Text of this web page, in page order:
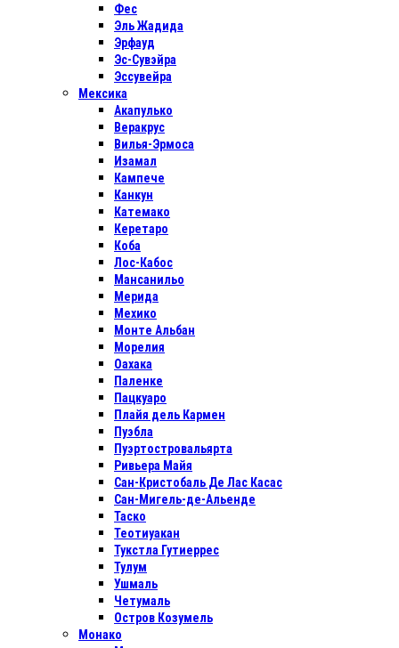
Фес
Эль Жадида
Эрфауд
Эс-Сувэйра
Эссувейра
Мексика
Акапулько
Веракрус
Вилья-Эрмоса
Изамал
Кампече
Канкун
Катемако
Керетаро
Коба
Лос-Кабос
Мансанильо
Мерида
Мехико
Монте Альбан
Морелия
Оахака
Паленке
Пацкуаро
Плайя дель Кармен
Пуэбла
Пуэртостровальярта
Ривьера Майя
Сан-Кристобаль Де Лас Касас
Сан-Мигель-де-Альенде
Таско
Теотиуакан
Тукстла Гутиеррес
Тулум
Ушмаль
Четумаль
Остров Козумель
Монако